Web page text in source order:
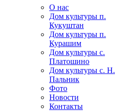
О нас
Дом культуры п.
Кукуштан
Дом культуры п.
Курашим
Дом культуры с.
Платошино
Дом культуры с. Н.
Пальник
Фото
Новости
Контакты